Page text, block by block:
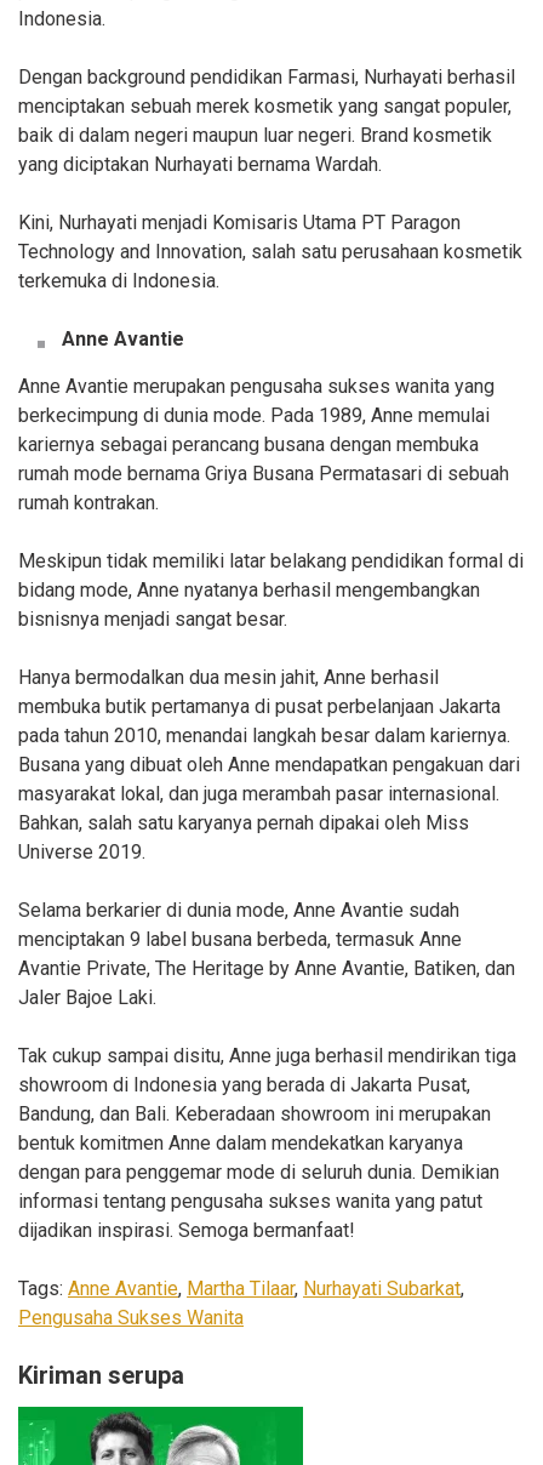
Indonesia.
Dengan background pendidikan Farmasi, Nurhayati berhasil
menciptakan sebuah merek kosmetik yang sangat populer,
baik di dalam negeri maupun luar negeri. Brand kosmetik
yang diciptakan Nurhayati bernama Wardah.
Kini, Nurhayati menjadi Komisaris Utama PT Paragon
Technology and Innovation, salah satu perusahaan kosmetik
terkemuka di Indonesia.
Anne Avantie
Anne Avantie merupakan pengusaha sukses wanita yang
berkecimpung di dunia mode. Pada 1989, Anne memulai
kariernya sebagai perancang busana dengan membuka
rumah mode bernama Griya Busana Permatasari di sebuah
rumah kontrakan.
Meskipun tidak memiliki latar belakang pendidikan formal di
bidang mode, Anne nyatanya berhasil mengembangkan
bisnisnya menjadi sangat besar.
Hanya bermodalkan dua mesin jahit, Anne berhasil
membuka butik pertamanya di pusat perbelanjaan Jakarta
pada tahun 2010, menandai langkah besar dalam kariernya.
Busana yang dibuat oleh Anne mendapatkan pengakuan dari
masyarakat lokal, dan juga merambah pasar internasional.
Bahkan, salah satu karyanya pernah dipakai oleh Miss
Universe 2019.
Selama berkarier di dunia mode, Anne Avantie sudah
menciptakan 9 label busana berbeda, termasuk Anne
Avantie Private, The Heritage by Anne Avantie, Batiken, dan
Jaler Bajoe Laki.
Tak cukup sampai disitu, Anne juga berhasil mendirikan tiga
showroom di Indonesia yang berada di Jakarta Pusat,
Bandung, dan Bali. Keberadaan showroom ini merupakan
bentuk komitmen Anne dalam mendekatkan karyanya
dengan para penggemar mode di seluruh dunia. Demikian
informasi tentang pengusaha sukses wanita yang patut
dijadikan inspirasi. Semoga bermanfaat!
Tags: Anne Avantie, Martha Tilaar, Nurhayati Subarkat,
Pengusaha Sukses Wanita
Kiriman serupa